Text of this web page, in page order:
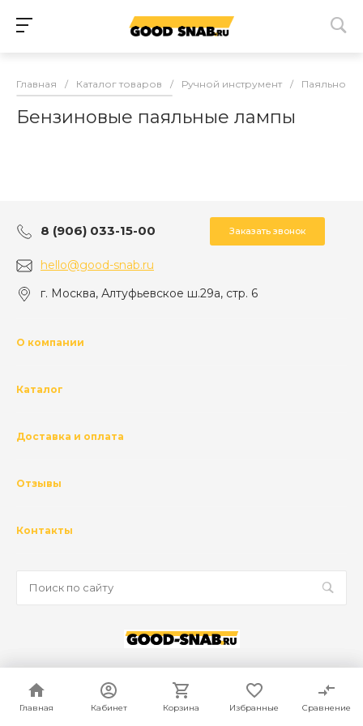
Главная Кабинет Корзина Избранные Сравнение
Главная Кабинет Корзина Избранные Сравнение
Главная / Каталог товаров / Ручной инструмент / Паяльное
Бензиновые паяльные лампы
8 (906) 033-15-00 Заказать звонок
hello@good-snab.ru
г. Москва, Алтуфьевское ш.29а, стр. 6
О компании
Каталог
Доставка и оплата
Отзывы
Контакты
© 2026 ГК Базис, Все права защищены
Политика конфиденциальности